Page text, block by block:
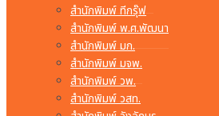
สำนักพิมพ์ ทีกรุ๊ฟ
สำนักพิมพ์ พ.ศ.พัฒนา
สำนักพิมพ์ มก.
สำนักพิมพ์ มจพ.
สำนักพิมพ์ วพ.
สำนักพิมพ์ วสท.